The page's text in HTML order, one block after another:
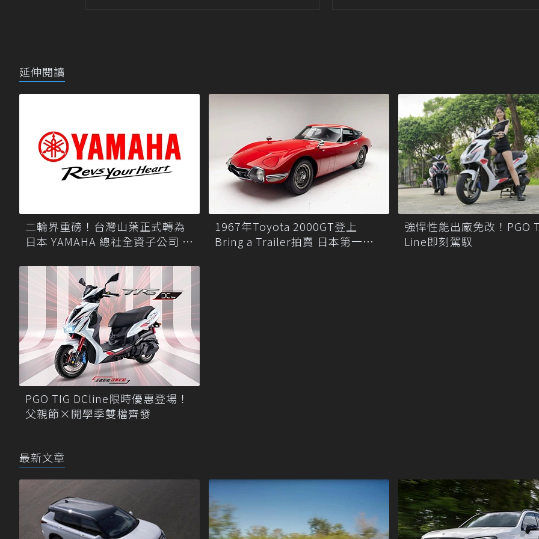
延伸閱讀
二輪界重磅！台灣山葉正式轉為
日本 YAMAHA 總社全資子公司 啟
1967年Toyota 2000GT登上
Bring a Trailer拍賣 日本第一超
強悍性能出廠免改！PGO
Line即刻駕馭
PGO TIG DCline限時優惠登場！
父親節×開學季雙檔齊發
最新文章